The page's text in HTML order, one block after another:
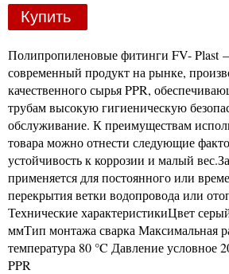
Купить
Полипропиленовые фитинги FV- Plast
современный продукт на рынке,
качественного сырья PPR,
трубам высокую гигиеническую
обслуживание. К преимуществам
товара можно отнести следующие
устойчивость к коррозии и малый
применяется для постоянного или
перекрытия ветки водопровода или
Технические характеристикиЦвет
ммТип монтажа сварка Максимальная
температура 80 °C Давление условное
PPR